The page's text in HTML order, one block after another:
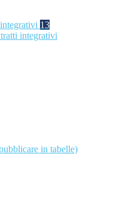
13
integrativi
in tabelle)